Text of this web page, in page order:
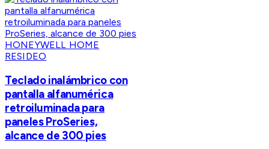
HONEYWELL HOME
RESIDEO
Teclado inalámbrico con
pantalla alfanumérica
retroiluminada para
paneles ProSeries,
alcance de 300 pies